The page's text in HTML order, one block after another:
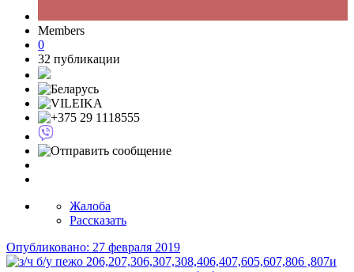
Members
0
32 публикации
Жалоба
Рассказать
Опубликовано: 27 февраля 2019